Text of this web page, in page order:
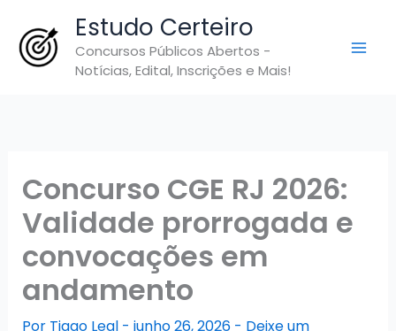
para
Estudo Certeiro
Concursos Públicos Abertos -
Notícias, Edital, Inscrições e Mais!
Concurso CGE RJ 2026:
Validade prorrogada e
convocações em
andamento
Por Tiago Leal - junho 26, 2026 - Deixe um